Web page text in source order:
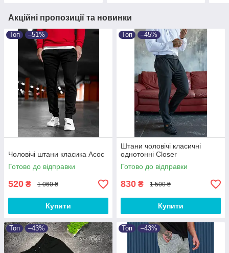
Акційні пропозиції та новинки
Топ –51%
Чоловічі штани класика Асос
Готово до відправки
520 ₴ 1 060 ₴
Купити
Топ –45%
Штани чоловічі класичні
однотонні Closer
Готово до відправки
830 ₴ 1 500 ₴
Купити
Топ –43% Топ –43%